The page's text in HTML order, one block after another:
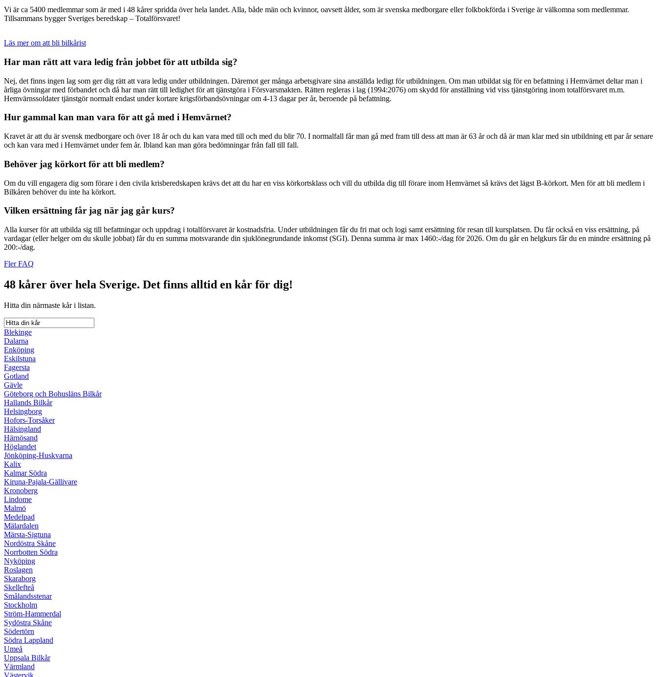
Vi är ca 5400 medlemmar som är med i 48 kårer spridda över hela landet. Alla, både män och kvinnor, oavsett ålder, som är svenska medborgare eller folkbokförda i Sverige är välkomna som medlemmar.
Tillsammans bygger Sveriges beredskap – Totalförsvaret!
Läs mer om att bli bilkårist
Har man rätt att vara ledig från jobbet för att utbilda sig?
Nej, det finns ingen lag som ger dig rätt att vara ledig under utbildningen. Däremot ger många arbetsgivare sina anställda ledigt för utbildningen. Om man utbildat sig för en befattning i Hemvärnet deltar man i
årliga övningar med förbandet och då har man rätt till ledighet för att tjänstgöra i Försvarsmakten. Rätten regleras i lag (1994:2076) om skydd för anställning vid viss tjänstgöring inom totalförsvaret m.m.
Hemvärnssoldater tjänstgör normalt endast under kortare krigsförbandsövningar om 4-13 dagar per år, beroende på befattning.
Hur gammal kan man vara för att gå med i Hemvärnet?
Kravet är att du är svensk medborgare och över 18 år och du kan vara med till och med du blir 70. I normalfall får man gå med fram till dess att man är 63 år och då är man klar med sin utbildning ett par år senare
och kan vara med i Hemvärnet under fem år. Ibland kan man göra bedömningar från fall till fall.
Behöver jag körkort för att bli medlem?
Om du vill engagera dig som förare i den civila krisberedskapen krävs det att du har en viss körkortsklass och vill du utbilda dig till förare inom Hemvärnet så krävs det lägst B-körkort. Men för att bli medlem i
Bilkåren behöver du inte ha körkort.
Vilken ersättning får jag när jag går kurs?
Alla kurser för att utbilda sig till befattningar och uppdrag i totalförsvaret är kostnadsfria. Under utbildningen får du fri mat och logi samt ersättning för resan till kursplatsen. Du får också en viss ersättning, på
vardagar (eller helger om du skulle jobbat) får du en summa motsvarande din sjuklönegrundande inkomst (SGI). Denna summa är max 1460:-/dag för 2026. Om du går en helgkurs får du en mindre ersättning på
200:-/dag.
Fler FAQ
48 kårer över hela Sverige. Det finns alltid en kår för dig!
Hitta din närmaste kår i listan.
Blekinge
Dalarna
Enköping
Eskilstuna
Fagersta
Gotland
Gävle
Göteborg och Bohusläns Bilkår
Hallands Bilkår
Helsingborg
Hofors-Torsåker
Hälsingland
Härnösand
Höglandet
Jönköping-Huskvarna
Kalix
Kalmar Södra
Kiruna-Pajala-Gällivare
Kronoberg
Lindome
Malmö
Medelpad
Mälardalen
Märsta-Sigtuna
Nordöstra Skåne
Norrbotten Södra
Nyköping
Roslagen
Skaraborg
Skellefteå
Smålandsstenar
Stockholm
Ström-Hammerdal
Sydöstra Skåne
Södertörn
Södra Lappland
Umeå
Uppsala Bilkår
Värmland
Västervik